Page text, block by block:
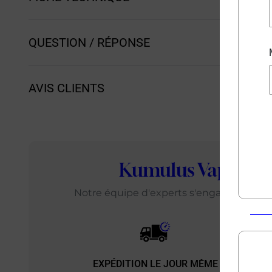
QUESTION / RÉPONSE
AVIS CLIENTS
Kumulus Vape :
Notre équipe d'experts s'engage
EXPÉDITION LE JOUR MÊME